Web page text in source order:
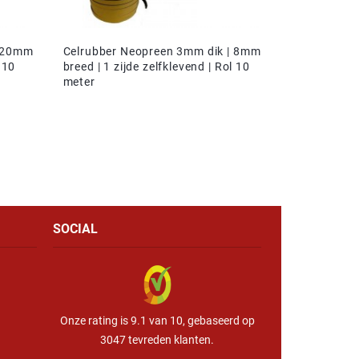
Celrubber Neopreen 3mm dik | 8mm
breed | 1 zijde zelfklevend | Rol 10
meter
SOCIAL
Onze rating is 9.1 van 10, gebaseerd op
3047 tevreden klanten.